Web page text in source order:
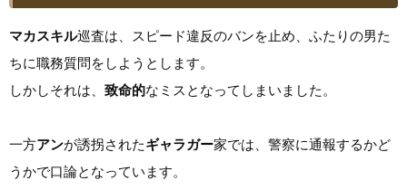
マカスキル巡査は、スピード違反のバンを止め、ふたりの男た
ちに職務質問をしようとします。
しかしそれは、 致命的なミスとなってしまいました。
一方アンが誘拐されたギャラガー家では、警察に通報するかど
うかで口論となっています。